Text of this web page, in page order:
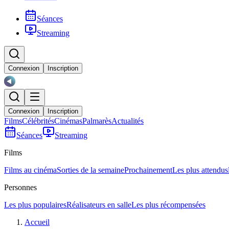
Séances
Streaming
Connexion Inscription
Connexion Inscription
FilmsCélébritésCinémasPalmarèsActualités
Séances
Streaming
Films
Films au cinémaSorties de la semaineProchainementLes plus attendus
Personnes
Les plus populairesRéalisateurs en salleLes plus récompensées
Accueil